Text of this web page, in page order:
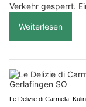
Verkehr gesperrt.
Weiterlesen
Le Delizie di Carmela: